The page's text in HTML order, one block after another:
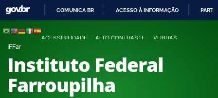
COMUNICA BR ACESSO À INFORMAÇÃO
ACESSIBILIDADE ALTO CONTRASTE VLIBRAS
IFFar
Instituto Federal
Farroupilha